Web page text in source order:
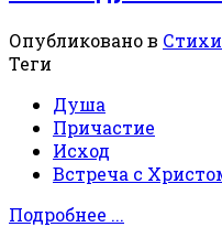
Опубликовано в
Теги
Душа
Причастие
Исход
Встреча с
Подробнее ...